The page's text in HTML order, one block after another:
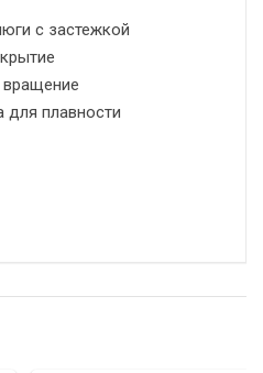
с застежкой
вращение
плавности